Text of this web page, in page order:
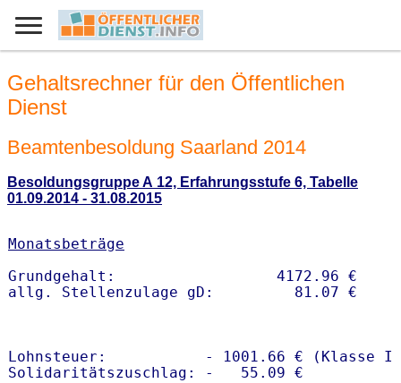
Gehaltsrechner für den Öffentlichen
Dienst
Beamtenbesoldung Saarland 2014
Besoldungsgruppe A 12, Erfahrungsstufe 6, Tabelle
01.09.2014 - 31.08.2015
Monatsbeträge
Grundgehalt:                  4172.96 €
Lohnsteuer:           - 1001.66 € (Klasse I)
Solidaritätszuschlag: -   55.09 €